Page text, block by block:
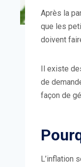
Après la
que les
doivent
Il existe
de
façon de
L’inflation